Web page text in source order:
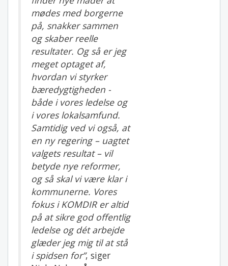
mødes med borgerne
på, snakker sammen
og skaber reelle
resultater. Og så er jeg
meget optaget af,
hvordan vi styrker
bæredygtigheden -
både i vores ledelse og
i vores lokalsamfund.
Samtidig ved vi også, at
en ny regering – uagtet
valgets resultat – vil
betyde nye reformer,
og så skal vi være klar i
kommunerne. Vores
fokus i KOMDIR er altid
på at sikre god offentlig
ledelse og dét arbejde
glæder jeg mig til at stå
i spidsen for”, siger